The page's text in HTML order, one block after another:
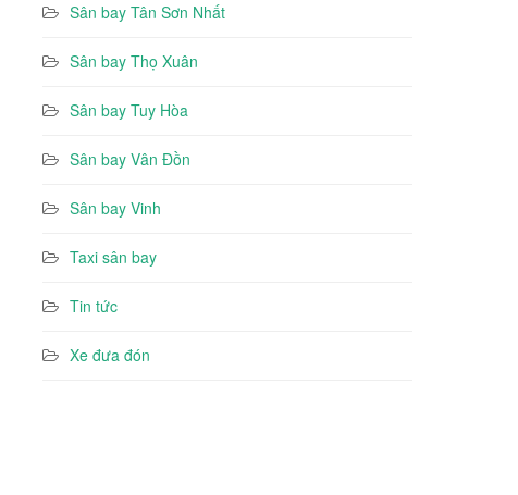
Sân bay Tân Sơn Nhất
Sân bay Thọ Xuân
Sân bay Tuy Hòa
Sân bay Vân Đồn
Sân bay Vinh
Taxi sân bay
Tin tức
Xe đưa đón